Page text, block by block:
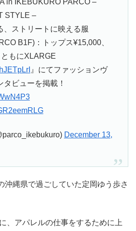
in IKEBUKURO PARCO –
STYLE –
、ストリートに映える服
B1F)：トップス¥15,000、
もにXLARGE
』にてファッションヴ
タビューを掲載！
December 13,
沖縄県で過ごしていた定岡ゆう歩さ
、アパレルの仕事をするために上